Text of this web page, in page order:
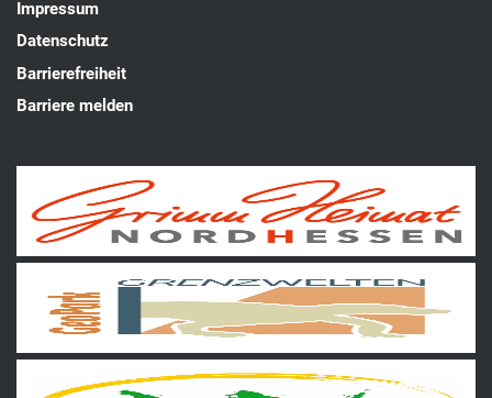
Impressum
Datenschutz
Barrierefreiheit
Barriere melden